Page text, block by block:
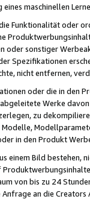
maschinellen
Funktionalität oder
sonstiger
Spezifikationen
nicht entfernen,
oder die in
Werke
zu
in den Produkt
einem Bild bestehen,
von bis zu 24
an die